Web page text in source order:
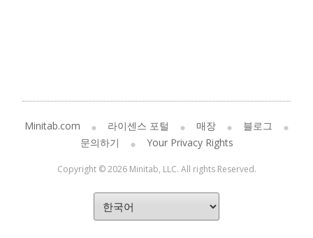
Minitab.com 라이센스 포털 매장
블로그
문의하기
Your Privacy Rights
Copyright © 2026 Minitab, LLC. All rights Reserved.